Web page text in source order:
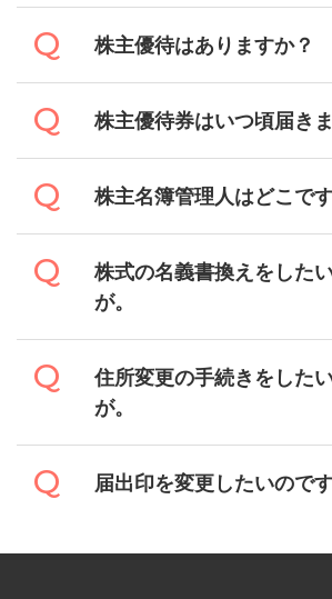
株主優待はありますか？
株主優待券はいつ頃届き
株主名簿管理人はどこで
株式の名義書換えをした
が。
住所変更の手続きをした
が。
届出印を変更したいのです